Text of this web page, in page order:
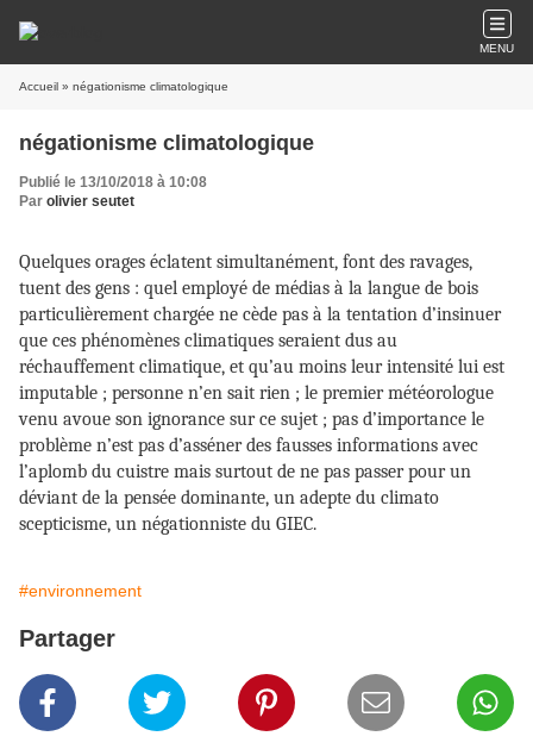
MENU
Accueil » négationisme climatologique
négationisme climatologique
Publié le 13/10/2018 à 10:08
Par olivier seutet
Quelques orages éclatent simultanément, font des ravages,
tuent des gens : quel employé de médias à la langue de bois
particulièrement chargée ne cède pas à la tentation d’insinuer
que ces phénomènes climatiques seraient dus au
réchauffement climatique, et qu’au moins leur intensité lui est
imputable ; personne n’en sait rien ; le premier météorologue
venu avoue son ignorance sur ce sujet ; pas d’importance le
problème n’est pas d’asséner des fausses informations avec
l’aplomb du cuistre mais surtout de ne pas passer pour un
déviant de la pensée dominante, un adepte du climato
scepticisme, un négationniste du GIEC.
#environnement
Partager